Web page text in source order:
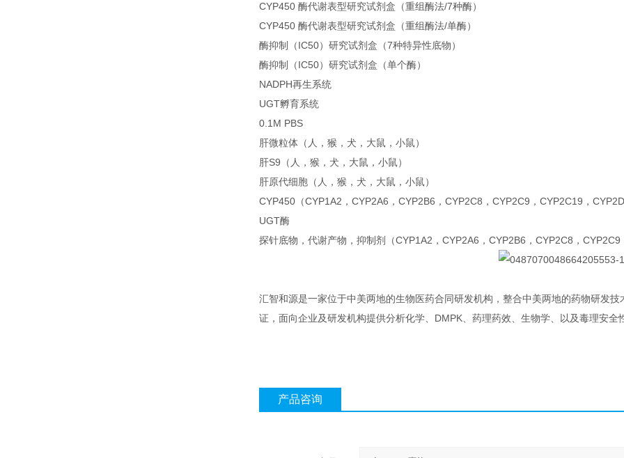
CYP450 酶代谢表型研究试剂盒（重组酶法/7种酶）
CYP450 酶代谢表型研究试剂盒（重组酶法/单酶）
酶抑制（IC50）研究试剂盒（7种特异性底物）
酶抑制（IC50）研究试剂盒（单个酶）
NADPH再生系统
UGT孵育系统
0.1M PBS
肝微粒体（人，猴，犬，大鼠，小鼠）
肝S9（人，猴，犬，大鼠，小鼠）
肝原代细胞（人，猴，犬，大鼠，小鼠）
CYP450（CYP1A2，CYP2A6，CYP2B6，CYP2C8，CYP2C9，CYP2C19，
UGT酶
探针底物，代谢产物，抑制剂（CYP1A2，CYP2A6，CYP2B6，CYP2C8，
汇智和源是一家位于中美两地的生物医药合同研发机构，整合中美两地的药物研发
证，面向企业及研发机构提供分析化学、DMPK、药理药效、生物学、以及毒理安全
产品咨询